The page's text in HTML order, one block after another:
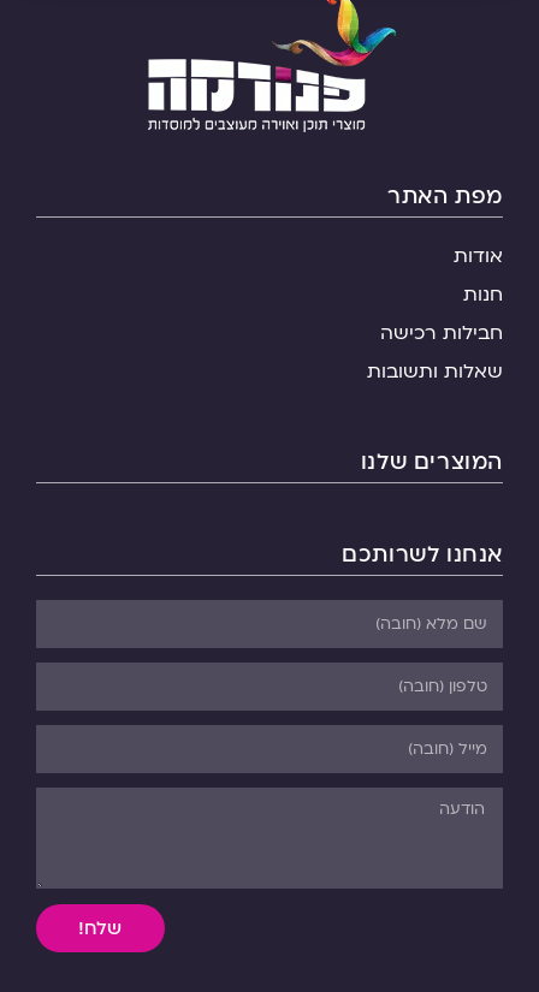
מפת האתר
אודות
חנות
חבילות רכישה
שאלות ותשובות
המוצרים שלנו
אנחנו לשרותכם
שלח!